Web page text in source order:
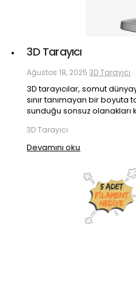
3D Tarayıcı
Ağustos 18, 2025 3D Tarayıcı
3D tarayıcılar, somut
sınır tanımayan bir boyuta
sunduğu sonsuz olanakları
3D Tarayıcı
Devamını oku